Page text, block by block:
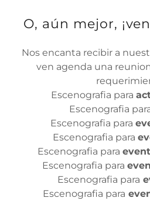
O, aún mejor,
Nos encanta recibir a
ven agenda una
Escenografia para
Escenografia
Escenografia para
Escenografia para
Escenografia para
Escenografia para
Escenografia para
Escenografia para